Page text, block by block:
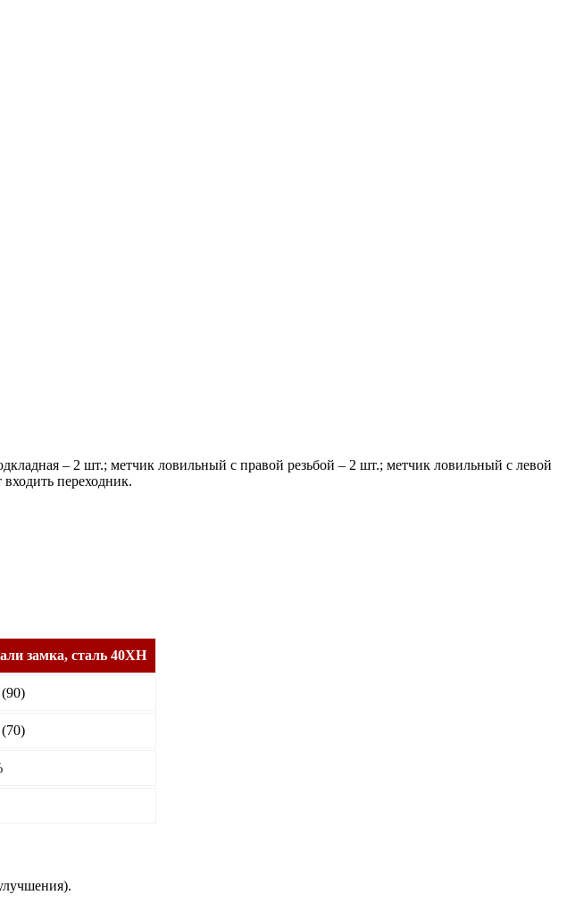
– 2 шт.; метчик ловильный с правой резьбой – 2 шт.; метчик ловильный с левой
переходник.
замка, сталь 40ХН